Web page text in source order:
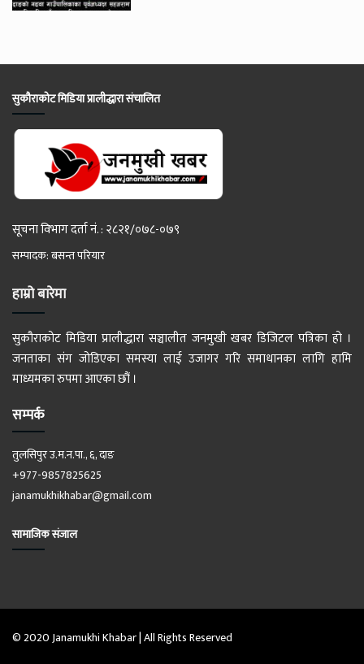
सुकौराकोट मिडिया प्रालीद्धारा संचालित
सूचना विभाग दर्ता नं. : २८२१/०७८-०७९
सम्पादक: बसन्त परियार
हाम्रो बारेमा
सुकौराकोट मिडिया प्रालीद्धारा सञ्चालीत जनमुखी खबर डिजिटल पत्रिका हो ।
जनताका संग जोडिएका समस्या लाई उजागर गरि समाधानका लागि हामि
माध्यमका रुपमा आएका छौं ।
सम्पर्क
तुलसिपुर उ.म.न.पा., ६, दाङ
+977-9857825625
janamukhikhabar@gmail.com
सामाजिक संजाल
© 2020 Janamukhi Khabar | All Rights Reserved